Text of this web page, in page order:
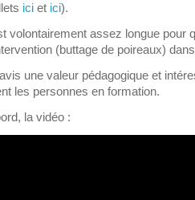
ici et ici).
volontairement assez longue pour
(buttage de poireaux)
une valeur pédagogique et
les personnes en formation.
la vidéo :